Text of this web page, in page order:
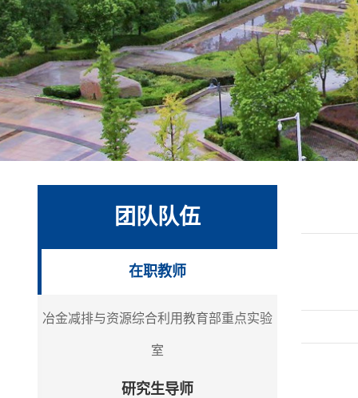
团队队伍
在职教师
冶金减排与资源综合利用教育部重点实验
室
研究生导师